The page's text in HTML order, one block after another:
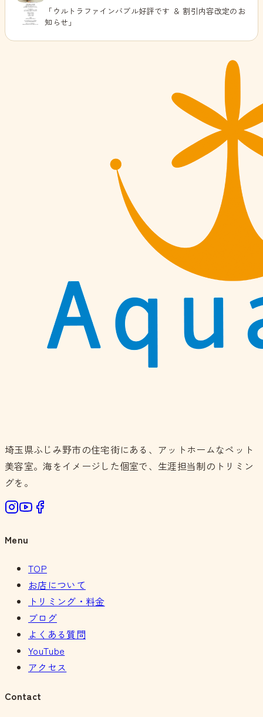
「ウルトラファインバブル好評です ＆ 割引内容改定のお
知らせ」
埼玉県ふじみ野市の住宅街にある、アットホームなペット
美容室。海をイメージした個室で、生涯担当制のトリミン
グを。
Menu
TOP
お店について
トリミング・料金
ブログ
よくある質問
YouTube
アクセス
Contact